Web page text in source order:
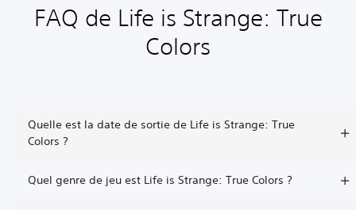
FAQ de Life is Strange: True
Colors
Quelle est la date de sortie de Life is Strange: True
Colors ?
Quel genre de jeu est Life is Strange: True Colors ?